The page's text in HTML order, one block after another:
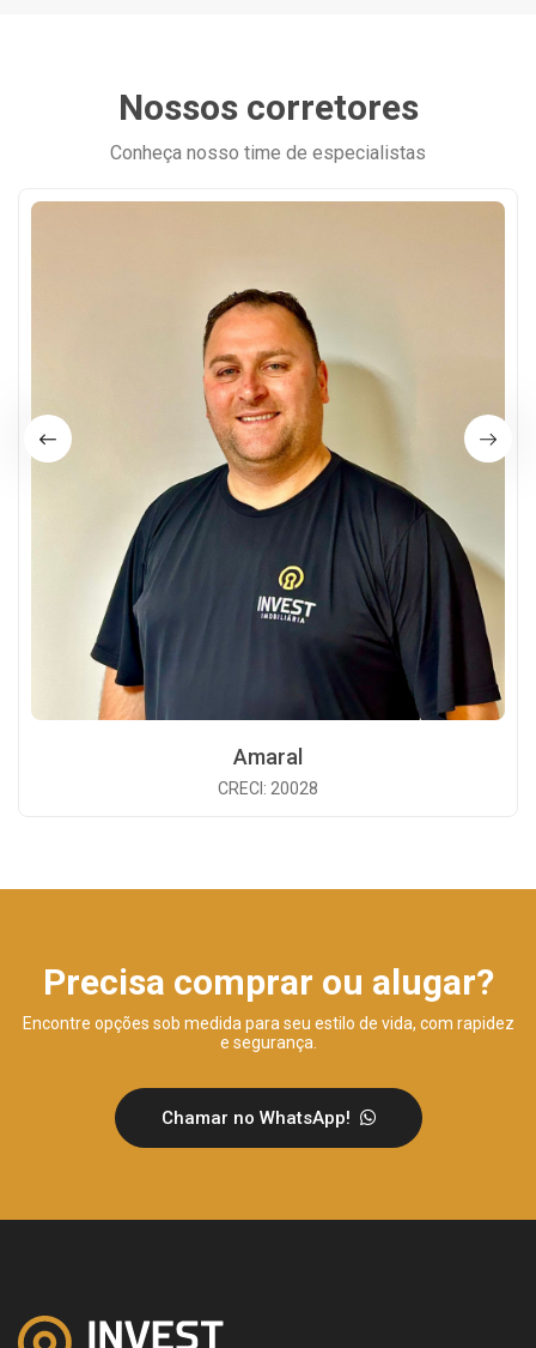
Nossos corretores
Conheça nosso time de especialistas
Amaral
CRECI: 20028
Precisa comprar ou alugar?
Encontre opções sob medida para seu estilo de vida, com rapidez
e segurança.
Chamar no WhatsApp!